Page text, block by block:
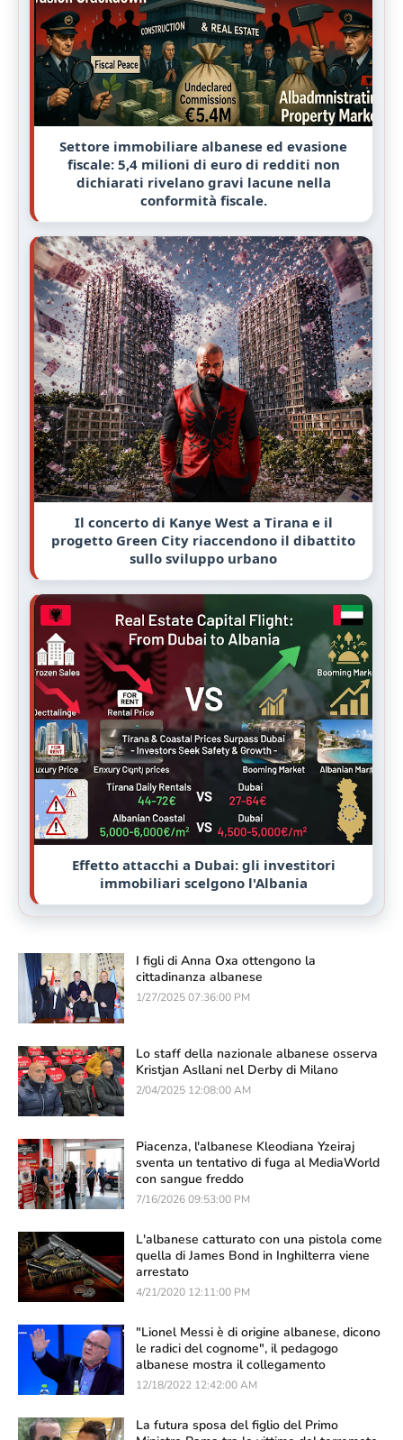
Settore immobiliare albanese ed evasione
fiscale: 5,4 milioni di euro di redditi non
dichiarati rivelano gravi lacune nella
conformità fiscale.
Il concerto di Kanye West a Tirana e il
progetto Green City riaccendono il dibattito
sullo sviluppo urbano
Effetto attacchi a Dubai: gli investitori
immobiliari scelgono l'Albania
I figli di Anna Oxa ottengono la
cittadinanza albanese
1/27/2025 07:36:00 PM
Lo staff della nazionale albanese osserva
Kristjan Asllani nel Derby di Milano
2/04/2025 12:08:00 AM
Piacenza, l'albanese Kleodiana Yzeiraj
sventa un tentativo di fuga al MediaWorld
con sangue freddo
7/16/2026 09:53:00 PM
L'albanese catturato con una pistola come
quella di James Bond in Inghilterra viene
arrestato
4/21/2020 12:11:00 PM
"Lionel Messi è di origine albanese, dicono
le radici del cognome", il pedagogo
albanese mostra il collegamento
12/18/2022 12:42:00 AM
La futura sposa del figlio del Primo